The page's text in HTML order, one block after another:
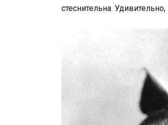
стеснительна.